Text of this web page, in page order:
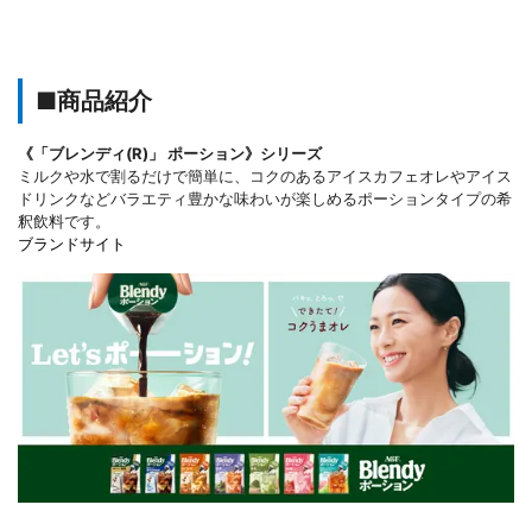
■商品紹介
《「ブレンディ(R)」 ポーション》シリーズ
ミルクや水で割るだけで簡単に、コクのあるアイスカフェオレやアイス
ドリンクなどバラエティ豊かな味わいが楽しめるポーションタイプの希
釈飲料です。
ブランドサイト